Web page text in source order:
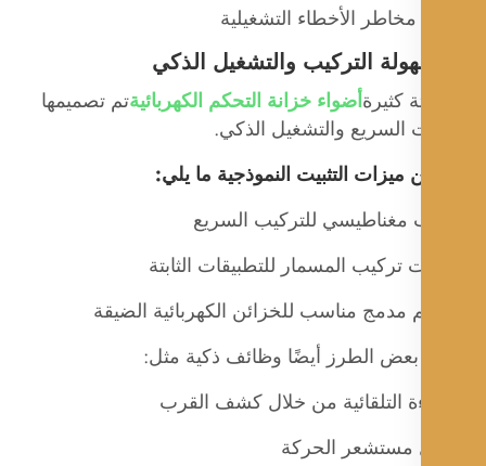
الأخطاء التشغيلية
أضواء خزانة التحكم الكهربائيةتم تصميمها
السريع والتشغيل الذكي.
ميزات التثبيت النموذجية ما يلي:
مغناطيسي للتركيب السريع
تركيب المسمار للتطبيقات الثابتة
مدمج مناسب للخزائن الكهربائية الضيقة
الطرز أيضًا وظائف ذكية مثل:
التلقائية من خلال كشف القرب
مستشعر الحركة